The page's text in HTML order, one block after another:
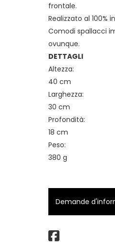
frontale.
Realizzato al 100%
Comodi spallacci
ovunque.
DETTAGLI
Altezza:
40 cm
Larghezza:
30 cm
Profondità:
18 cm
Peso:
380 g
Demande